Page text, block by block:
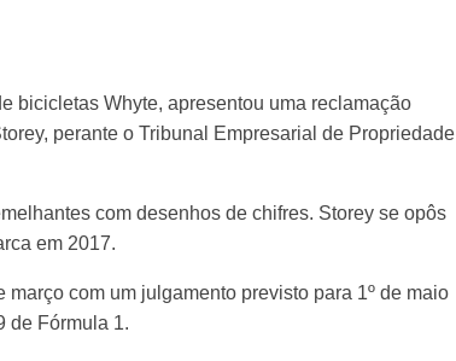
bicicletas Whyte, apresentou uma reclamação
perante o Tribunal Empresarial de Propriedade
com desenhos de chifres. Storey se opôs
em 2017.
com um julgamento previsto para 1º de maio
de Fórmula 1.